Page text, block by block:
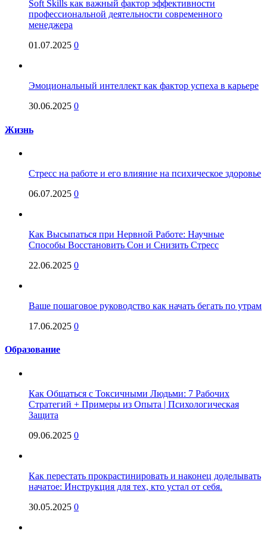
Soft Skills как важный фактор эффективности
профессиональной деятельности современного
менеджера
01.07.2025 0
Эмоциональный интеллект как фактор успеха в карьере
30.06.2025 0
Жизнь
Стресс на работе и его влияние на психическое здоровье
06.07.2025 0
Как Высыпаться при Нервной Работе: Научные
Способы Восстановить Сон и Снизить Стресс
22.06.2025 0
Ваше пошаговое руководство как начать бегать по утрам
17.06.2025 0
Образование
Как Общаться с Токсичными Людьми: 7 Рабочих
Стратегий + Примеры из Опыта | Психологическая
Защита
09.06.2025 0
Как перестать прокрастинировать и наконец доделывать
начатое: Инструкция для тех, кто устал от себя.
30.05.2025 0